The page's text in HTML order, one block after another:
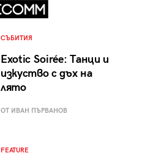
СЪБИТИЯ
Exotic Soirée: Танци и
изкуство с дъх на
лято
ОТ ИВАН ПЪРВАНОВ
FEATURE